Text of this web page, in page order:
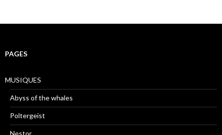
PAGES
MUSIQUES
Abyss of the whales
Poltergeist